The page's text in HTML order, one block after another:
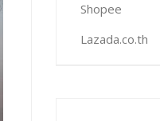
Shopee
Lazada.co.th